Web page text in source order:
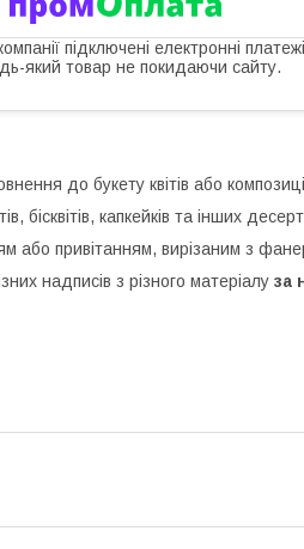
підключені електронні
який товар не покидаючи сайту.
до букету квітів або
бісквітів, капкейків та інших
або привітанням, вирізаним з
надписів з різного матеріалу за